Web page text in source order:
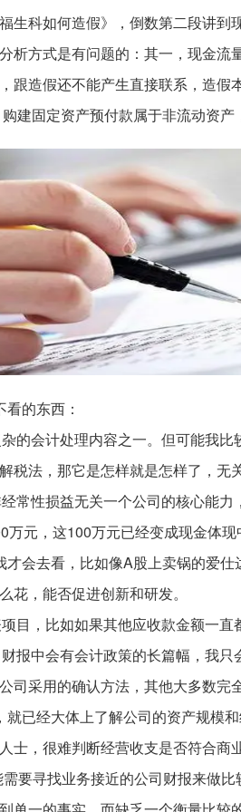
生科如何造假》，倒数第二段讲
析方式是有问题的：其一，现金
跟造假还不能产生直接联系，造
建固定资产预付款属于非流动资
的东西：
的会计处理内容之一。但可能我
税法，那它是怎样就是怎样了，无
常性损益无关一个公司的核心能
万元，这100万元已经变成现金体
才会去看，比如像A股上卖锅的爱
花，能否促进创新和研发。
目，比如如果其他应收款金额一直
报中会有会计政策的长篇幅，我
司采用的确认方法，其他大多数完全
就已经大体上了解公司的资产规模
士，很难判断经营收支是否符合
要寻找业务接近的公司财报来做